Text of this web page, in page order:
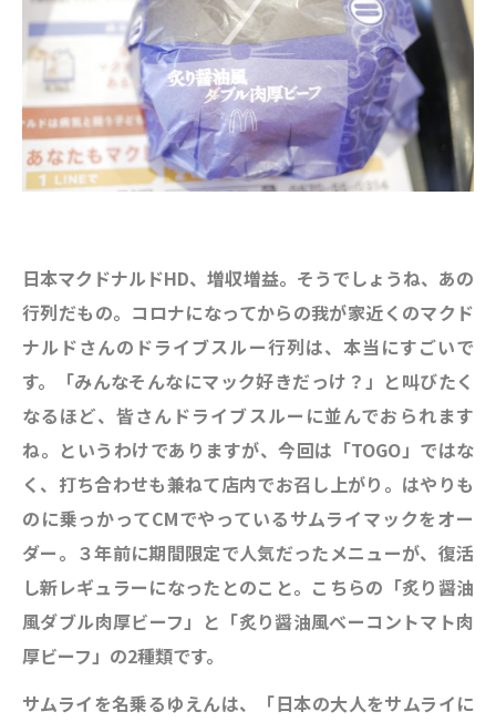
日本マクドナルドHD、増収増益。そうでしょうね、あの
行列だもの。コロナになってからの我が家近くのマクド
ナルドさんのドライブスルー行列は、本当にすごいで
す。「みんなそんなにマック好きだっけ？」と叫びたく
なるほど、皆さんドライブスルーに並んでおられます
ね。というわけでありますが、今回は「TOGO」ではな
く、打ち合わせも兼ねて店内でお召し上がり。はやりも
のに乗っかってCMでやっているサムライマックをオー
ダー。３年前に期間限定で人気だったメニューが、復活
し新レギュラーになったとのこと。こちらの「炙り醤油
風ダブル肉厚ビーフ」と「炙り醤油風べーコントマト肉
厚ビーフ」の2種類です。
サムライを名乗るゆえんは、「日本の大人をサムライに